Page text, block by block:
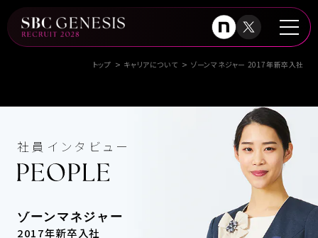
経営理念
創業者メッセージ
歴史
トップ キャリアについて ゾーンマネジャー 2017年新卒入社
社員インタビュー
ゾーンマネジャー
2017年新卒入社